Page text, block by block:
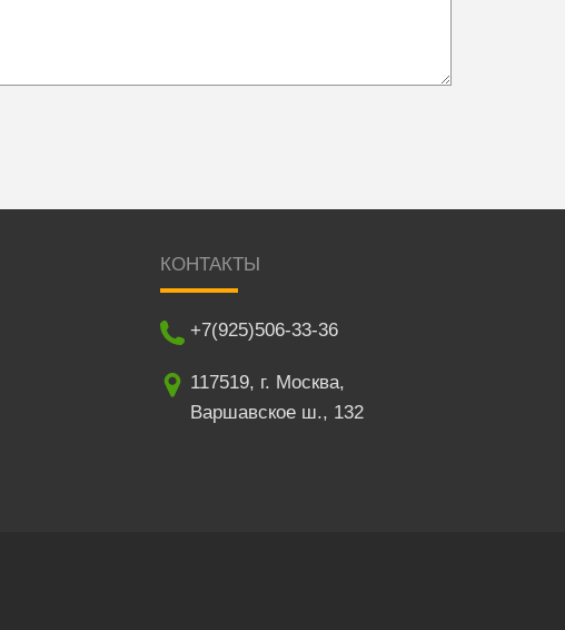
КОНТАКТЫ
+7(925)506-33-36
117519, г. Москва,
Варшавское ш., 132